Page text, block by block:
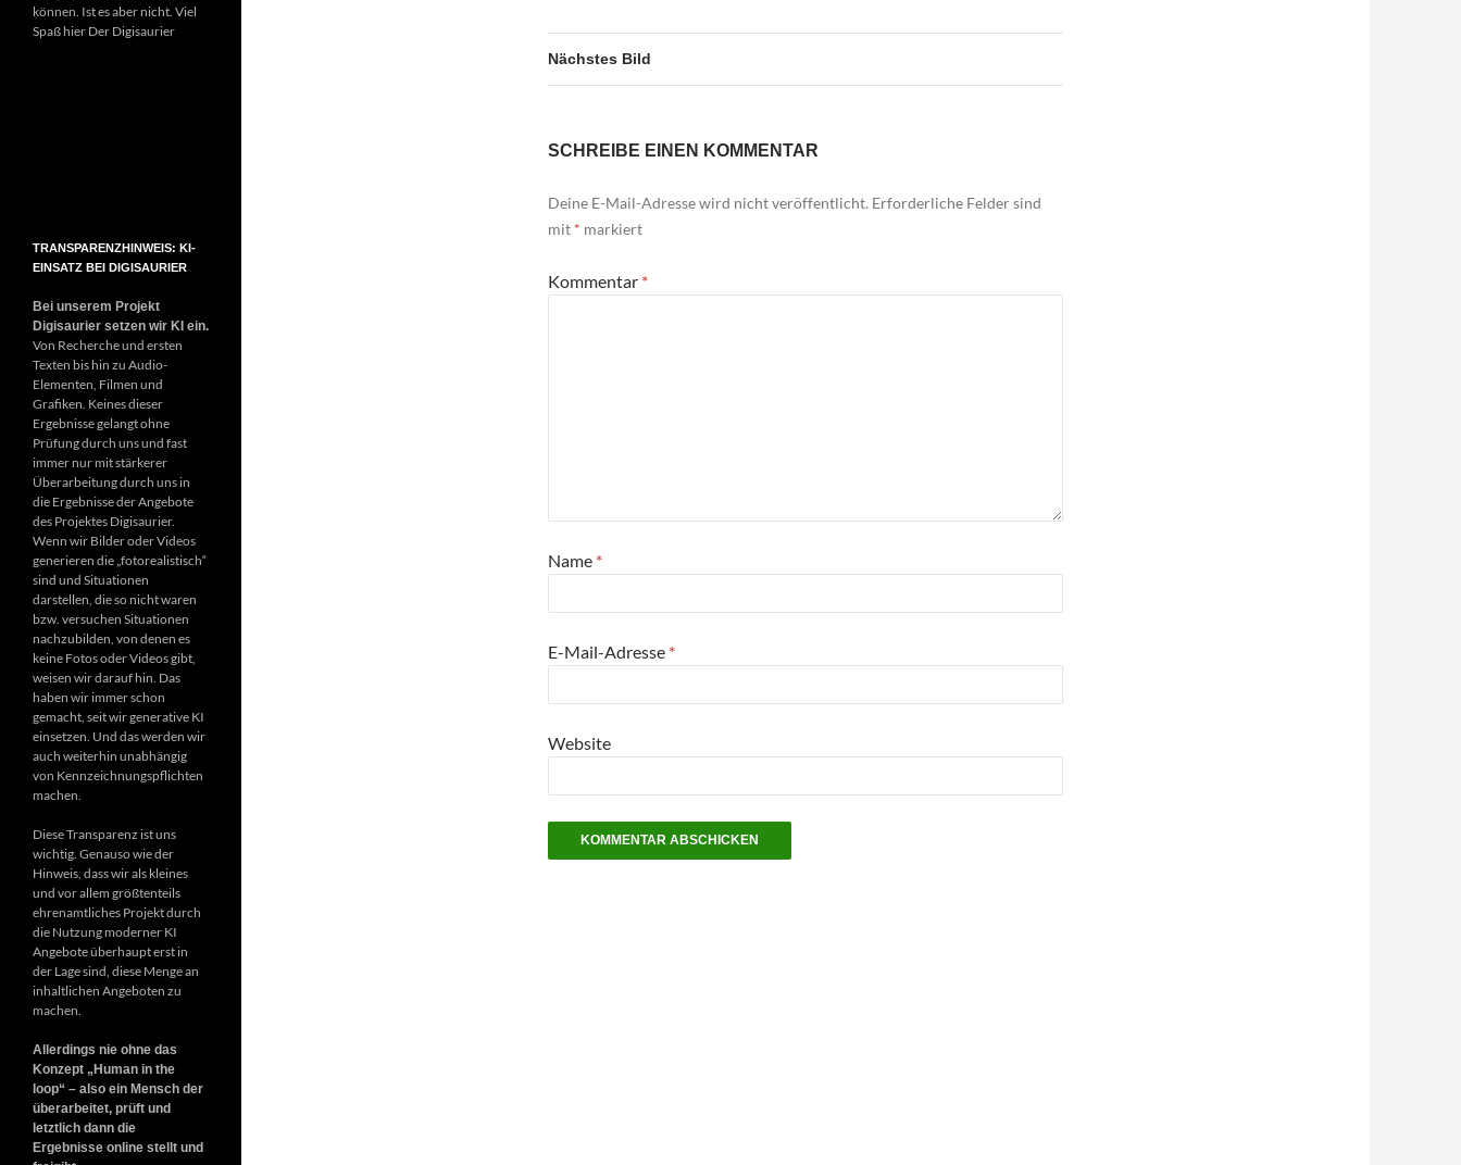
Nächstes Bild
SCHREIBE EINEN KOMMENTAR
Deine E-Mail-Adresse wird nicht veröffentlicht. Erforderliche Felder sind
mit * markiert
Kommentar *
Name *
E-Mail-Adresse *
Website
können. Ist es aber nicht. Viel
Spaß hier Der Digisaurier
TRANSPARENZHINWEIS: KI-
EINSATZ BEI DIGISAURIER
Bei unserem Projekt
Digisaurier setzen wir KI ein.
Von Recherche und ersten
Texten bis hin zu Audio-
Elementen, Filmen und
Grafiken. Keines dieser
Ergebnisse gelangt ohne
Prüfung durch uns und fast
immer nur mit stärkerer
Überarbeitung durch uns in
die Ergebnisse der Angebote
des Projektes Digisaurier.
Wenn wir Bilder oder Videos
generieren die „fotorealistisch“
sind und Situationen
darstellen, die so nicht waren
bzw. versuchen Situationen
nachzubilden, von denen es
keine Fotos oder Videos gibt,
weisen wir darauf hin. Das
haben wir immer schon
gemacht, seit wir generative KI
einsetzen. Und das werden wir
auch weiterhin unabhängig
von Kennzeichnungspflichten
machen.
Diese Transparenz ist uns
wichtig. Genauso wie der
Hinweis, dass wir als kleines
und vor allem größtenteils
ehrenamtliches Projekt durch
die Nutzung moderner KI
Angebote überhaupt erst in
der Lage sind, diese Menge an
inhaltlichen Angeboten zu
machen.
Allerdings nie ohne das
Konzept „Human in the
loop“ – also ein Mensch der
überarbeitet, prüft und
letztlich dann die
Ergebnisse online stellt und